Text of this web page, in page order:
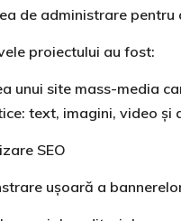
de administrare pentru
proiectului au fost:
unui site mass-media
text, imagini, video şi
SEO
uşoară a